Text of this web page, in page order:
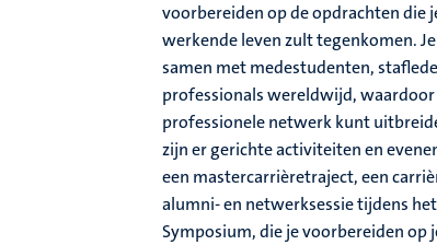
voorbereiden op de opdrachten die
werkende leven zult tegenkomen.
samen met medestudenten,
professionals wereldwijd, waardoor
professionele netwerk kunt
zijn er gerichte activiteiten en
een mastercarrièretraject, een
alumni- en netwerksessie tijdens
Symposium, die je voorbereiden op